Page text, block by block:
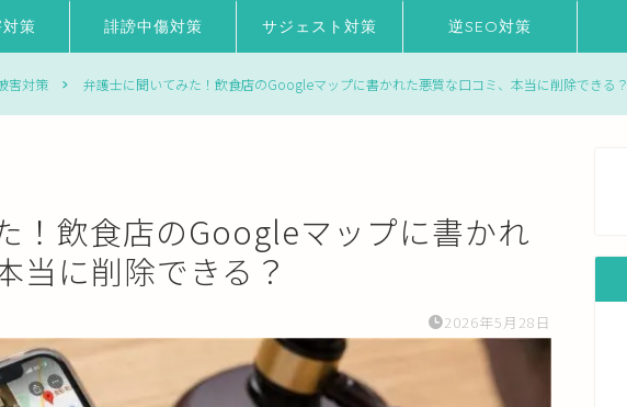
策 誹謗中傷対策 サジェスト対策 逆SEO対策
害対策 弁護士に聞いてみた！飲食店のGoogleマップに書かれた悪質な口コミ、本当に削除できる？
！飲食店のGoogleマップに書かれ
当に削除できる？
2026年5月28日